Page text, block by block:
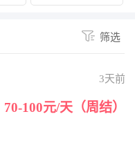
筛选
3天前
70-100元/天（周结）